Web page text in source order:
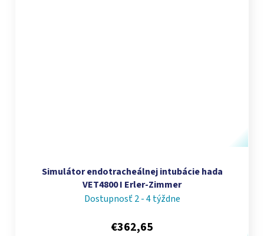
Simulátor endotracheálnej intubácie hada
VET4800 I Erler-Zimmer
Dostupnosť 2 - 4 týždne
€362,65